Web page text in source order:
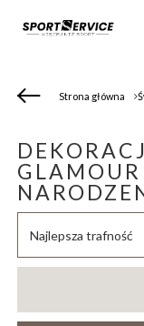
Strona główna
Zmień sortowanie
Najlepsza trafność